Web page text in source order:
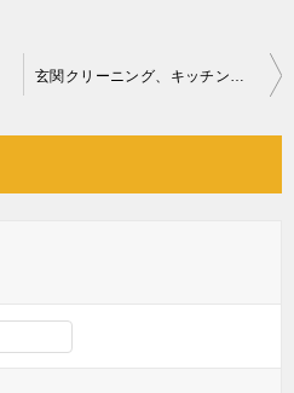
玄関クリーニング、キッチン・洗面台・廊下の床の掃除ご依頼